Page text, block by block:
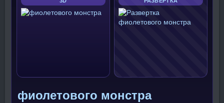
фиолетового монстра